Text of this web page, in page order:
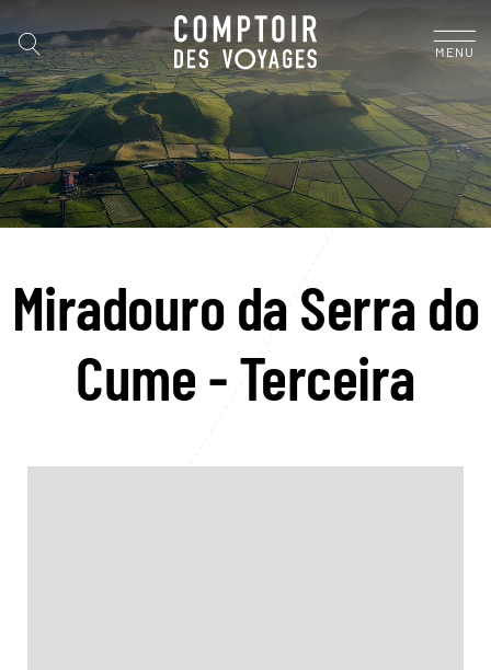
MENU
Miradouro da Serra do
Cume - Terceira